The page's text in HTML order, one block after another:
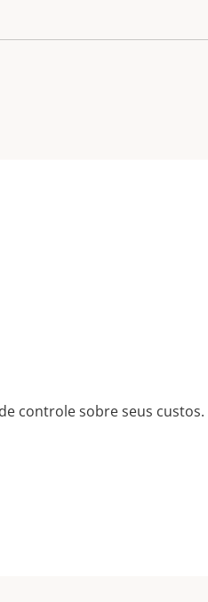
controle sobre seus custos.